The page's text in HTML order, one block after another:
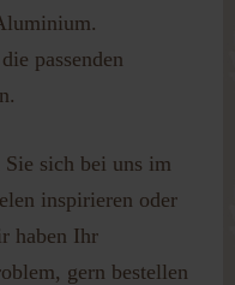
passenden
sich bei uns im
inspirieren oder
haben Ihr
gern bestellen